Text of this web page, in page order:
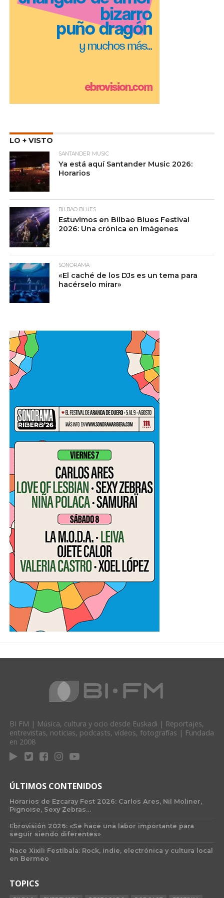
LO + VISTO
SANTANDER MUSIC
Ya está aquí Santander Music 2026:
Horarios
BILBAO BLUES
Estuvimos en Bilbao Blues Festival
2026: Una crónica en imágenes
SONORAMA
«El caché de los DJs es un tema para
hacérselo mirar»
BI FM | Música, cultura y ocio desde Euskadi | Reportajes,
entrevistas, noticias, podcasts, vídeos, fotografías | Fundada
en 2008
ÚLTIMOS CONTENIDOS
Horarios de Ezcaray Fest 2026: Carlos Ares, Nil Moliner,
Pignoise, Sexy Zebras…
Ebrovisión 2026: «Se hace una labor importante para
seguir siendo diferentes»
Nace Xixili Festibala: Rock, indie, electrónica y cultura local
en Bermeo
TOPICS